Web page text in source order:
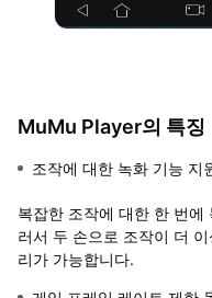
MuMu Player의 특징
조작에 대한 녹화 기능 지
복잡한 조작에 대한 한 번에
러서 두 손으로 조작이 더
리가 가능합니다.